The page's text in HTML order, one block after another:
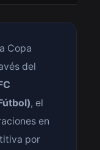
Copa
del
, el
en
por